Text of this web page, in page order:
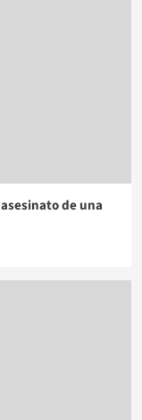
de una